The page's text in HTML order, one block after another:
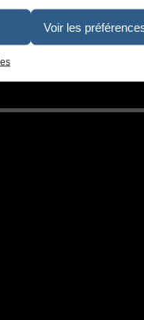
Voir les